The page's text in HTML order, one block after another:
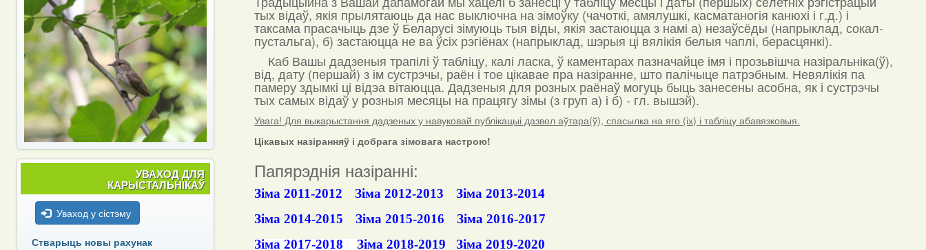
тых відаў, якія прылятаюць да нас выключна на зімоўку (чачоткі, амялушкі, касматаногія канюхі і г.д.) і
таксама прасачыць дзе ў Беларусі зімуюць тыя віды, якія застаюцца з намі а) незаўсёды (напрыклад, сокал-
пустальга), б) застаюцца не ва ўсіх рэгіёнах (напрыклад, шэрыя ці вялікія белыя чаплі, берасцянкі).
Каб Вашы дадзеныя трапілі ў табліцу, калі ласка, ў каментарах пазначайце імя і прозьвішча назіральніка(ў),
від, дату (першай) з ім сустрэчы, раён і тое цікавае пра назіранне, што палічыце патрэбным. Невялікія па
памеру здымкі ці відэа вітаюцца. Дадзеныя для розных раёнаў могуць быць занесены асобна, як і сустрэчы
тых самых відаў у розныя месяцы на працягу зімы (з груп а) і б) - гл. вышэй).
Увага! Для выкарыстання дадзеных у навуковай публікацыі дазвол аўтара(ў), спасылка на яго (іх) і табліцу абавязковыя.
Цікавых назіранняў і добрага зімовага настрою!
Папярэднія назіранні:
Зіма 2011-2012 Зіма 2012-2013
Зіма 2013-2014
Зіма 2014-2015
Зіма 2015-2016
Зіма 2016-2017
Зіма 2017-2018
Зіма 2018-2019
Зіма 2019-2020
УВАХОД ДЛЯ
КАРЫСТАЛЬНІКАЎ
Уваход у сістэму
Стварыць новы рахунак